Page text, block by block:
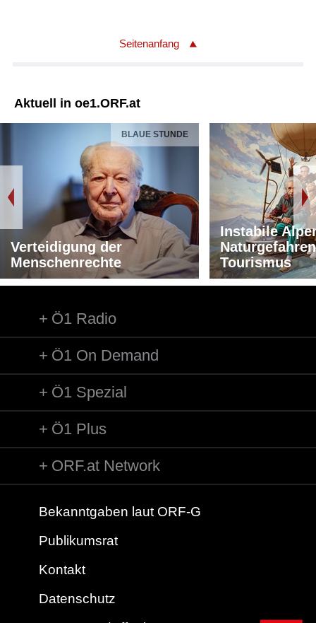
Seitenanfang
Aktuell in oe1.ORF.at
BLAUE STUNDE
Verteidigung der
Menschenrechte
Instabile
Tourismus
Ö1 Radio
Ö1 On Demand
Ö1 Spezial
Ö1 Plus
ORF.at Network
Bekanntgaben laut ORF-G
Publikumsrat
Kontakt
Datenschutz